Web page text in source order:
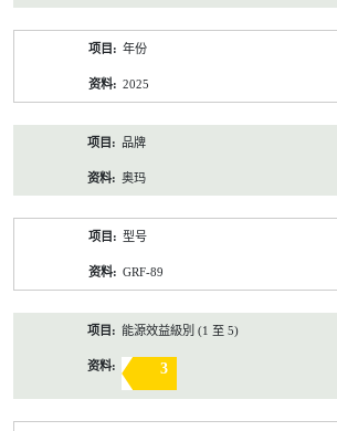
年份
2025
品牌
奥玛
型号
GRF-89
能源效益級別 (1 至 5)
3